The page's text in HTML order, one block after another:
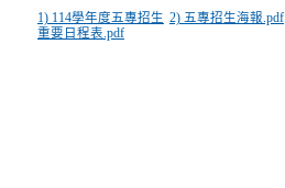
1) 114學年度五專招生
重要日程表.pdf
2) 五專招生海報.pdf